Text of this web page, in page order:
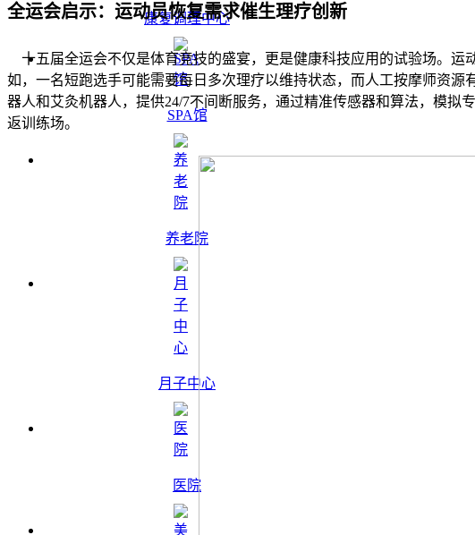
康复调理中心
SPA馆
养老院
月子中心
医院
全运会启示：运动员恢复需求催生理疗创新
十五届全运会不仅是体育竞技的盛宴，更是健康科技应用的试验场。运
如，一名短跑选手可能需要每日多次理疗以维持状态，而人工按摩师资
器人和艾灸机器人，提供24/7不间断服务，通过精准传感器和算法，模
返训练场。